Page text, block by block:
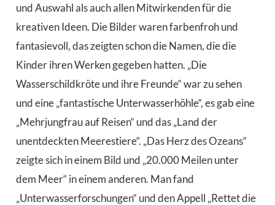
und Auswahl als auch allen Mitwirkenden für die
kreativen Ideen. Die Bilder waren farbenfroh und
fantasievoll, das zeigten schon die Namen, die die
Kinder ihren Werken gegeben hatten. „Die
Wasserschildkröte und ihre Freunde“ war zu sehen
und eine „fantastische Unterwasserhöhle“, es gab eine
„Mehrjungfrau auf Reisen“ und das „Land der
unentdeckten Meerestiere“. „Das Herz des Ozeans“
zeigte sich in einem Bild und „20.000 Meilen unter
dem Meer“ in einem anderen. Man fand
„Unterwasserforschungen“ und den Appell „Rettet die